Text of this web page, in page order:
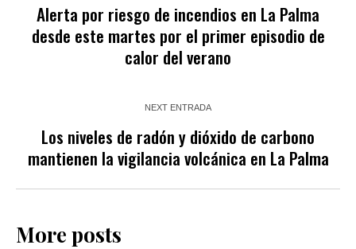
Alerta por riesgo de incendios en La Palma
desde este martes por el primer episodio de
calor del verano
NEXT ENTRADA
Los niveles de radón y dióxido de carbono
mantienen la vigilancia volcánica en La Palma
More posts